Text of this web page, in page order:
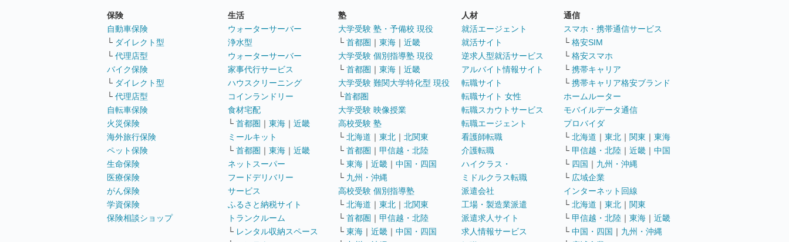
保険
自動車保険
└ ダイレクト型
└ 代理店型
バイク保険
└ ダイレクト型
└ 代理店型
自転車保険
火災保険
海外旅行保険
ペット保険
生命保険
医療保険
がん保険
学資保険
保険相談ショップ
生活
ウォーターサーバー
浄水型
ウォーターサーバー
家事代行サービス
ハウスクリーニング
コインランドリー
食材宅配
└ 首都圏 ｜ 東海 ｜ 近畿
ミールキット
└ 首都圏 ｜ 東海 ｜ 近畿
ネットスーパー
フードデリバリー
サービス
ふるさと納税サイト
トランクルーム
└ レンタル収納スペース
塾
大学受験 塾・予備校 現役
└ 首都圏 ｜ 東海 ｜ 近畿
大学受験 個別指導塾 現役
└ 首都圏 ｜ 東海 ｜ 近畿
大学受験 難関大学特化型 現役
└首都圏
大学受験 映像授業
高校受験 塾
└ 北海道 ｜ 東北 ｜ 北関東
└ 首都圏 ｜ 甲信越・北陸
└ 東海 ｜ 近畿 ｜ 中国・四国
└ 九州・沖縄
高校受験 個別指導塾
└ 北海道 ｜ 東北 ｜ 北関東
└ 首都圏 ｜ 甲信越・北陸
└ 東海 ｜ 近畿 ｜ 中国・四国
人材
就活エージェント
就活サイト
逆求人型就活サービス
アルバイト情報サイト
転職サイト
転職サイト 女性
転職スカウトサービス
転職エージェント
看護師転職
介護転職
ハイクラス・
ミドルクラス転職
派遣会社
工場・製造業派遣
派遣求人サイト
求人情報サービス
通信
スマホ・携帯通信サービス
└ 格安SIM
└ 格安スマホ
└ 携帯キャリア
└ 携帯キャリア格安ブランド
ホームルーター
モバイルデータ通信
プロバイダ
└ 北海道 ｜ 東北 ｜ 関東 ｜ 東海
└ 甲信越・北陸 ｜ 近畿 ｜ 中国
└ 四国 ｜ 九州・沖縄
└ 広域企業
インターネット回線
└ 北海道 ｜ 東北 ｜ 関東
└ 甲信越・北陸 ｜ 東海 ｜ 近畿
└ 中国・四国 ｜ 九州・沖縄